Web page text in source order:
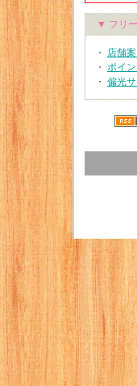
▼ フリ
・ 店舗
・ ポイ
・ 偏光